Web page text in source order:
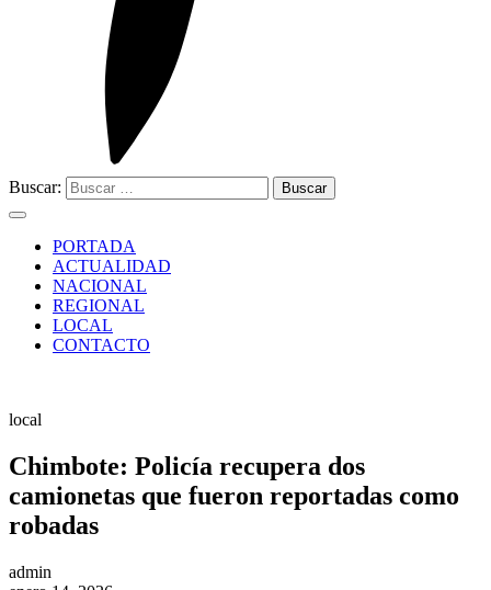
Buscar:
PORTADA
ACTUALIDAD
NACIONAL
REGIONAL
LOCAL
CONTACTO
local
Chimbote: Policía recupera dos
camionetas que fueron reportadas como
robadas
admin